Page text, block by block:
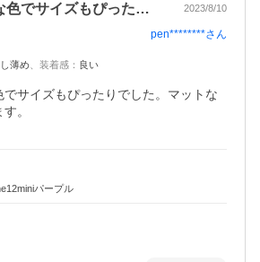
画像通りの綺麗な色でサイズもぴったりで… 2023/8/10
pen********さん
薄め 装着感 ： 良い
サイズもぴったりでした。マットな
。
パープル